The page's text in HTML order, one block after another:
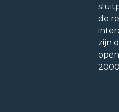
de
zijn